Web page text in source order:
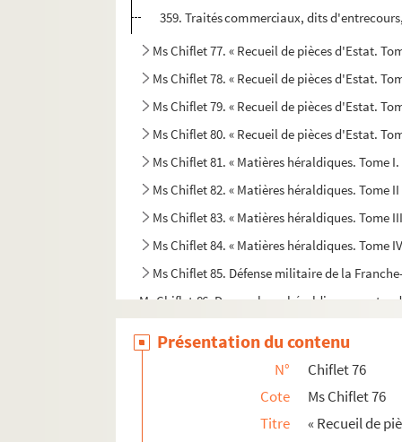
359. Traités commerciaux, dits
Ms Chiflet 77. « Recueil de pièces d'Estat.
Ms Chiflet 78. « Recueil de pièces d'Estat.
Ms Chiflet 79. « Recueil de pièces d'Estat.
Ms Chiflet 80. « Recueil de pièces d'Estat.
Ms Chiflet 81. « Matières héraldiques. Tome I.
Ms Chiflet 82. « Matières héraldiques. Tome II
Ms Chiflet 83. « Matières héraldiques. Tome
Ms Chiflet 84. « Matières héraldiques. Tome
Ms Chiflet 85. Défense militaire de la
Ms Chiflet 86. Des couleurs héraldiques : notes
Présentation du contenu
N°
Chiflet 76
Cote
Ms Chiflet 76
Titre
« Recueil de